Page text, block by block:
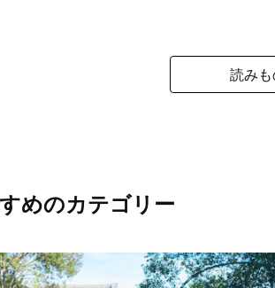
読み
めのカテゴリー